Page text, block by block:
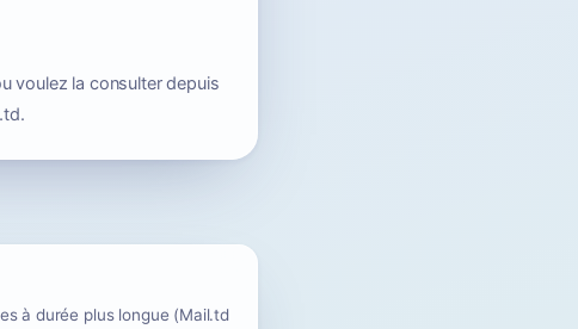
voulez la consulter depuis
à durée plus longue (Mail.td